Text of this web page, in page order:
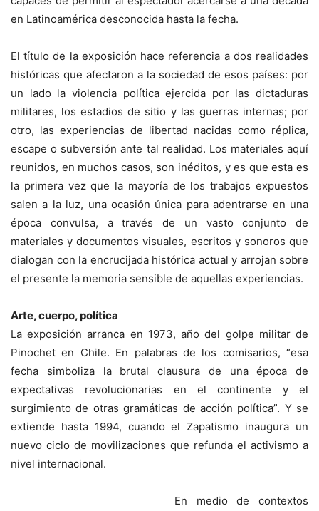
en Latinoamérica desconocida hasta la fecha.
El título de la exposición hace referencia a dos realidades
históricas que afectaron a la sociedad de esos países: por
un lado la violencia política ejercida por las dictaduras
militares, los estadios de sitio y las guerras internas; por
otro, las experiencias de libertad nacidas como réplica,
escape o subversión ante tal realidad. Los materiales aquí
reunidos, en muchos casos, son inéditos, y es que esta es
la primera vez que la mayoría de los trabajos expuestos
salen a la luz, una ocasión única para adentrarse en una
época convulsa, a través de un vasto conjunto de
materiales y documentos visuales, escritos y sonoros que
dialogan con la encrucijada histórica actual y arrojan sobre
el presente la memoria sensible de aquellas experiencias.
Arte, cuerpo, política
La exposición arranca en 1973, año del golpe militar de
Pinochet en Chile. En palabras de los comisarios, “esa
fecha simboliza la brutal clausura de una época de
expectativas revolucionarias en el continente y el
surgimiento de otras gramáticas de acción política”. Y se
extiende hasta 1994, cuando el Zapatismo inaugura un
nuevo ciclo de movilizaciones que refunda el activismo a
nivel internacional.
En medio de contextos